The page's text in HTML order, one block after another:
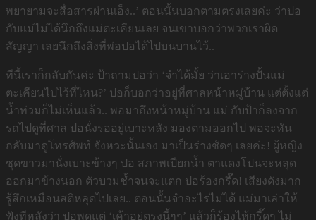
พยายามจะสื่อสารผ่านเอ็ง..’ ตอนนั้นบอกตามตรงเลยค่ะ ว่าปอ
กับแม่ไม่ได้นึกถึงแม่ตะเคียนเลย จนเขาบอกว่าพวกเราผิด
สัญญา เลยนึกถึงสิ่งที่พ่อปอได้ไปบนบานไว้..
ทีนี้เราก็กลับกันค่ะ ป้าถามปอว่า ‘จำได้มั้ย ว่าเอาร่างปั้นแม่
ตะเคียนไปไว้ที่ไหน?’ ปอก็บอกว่าอยู่ที่ศาลหน้าหมู่บ้าน แต่ตั้งแต่
น้ำท่วมก็ไม่เห็นแล้ว.. พอมาถึงหน้าหมู่บ้าน แม่ กับป้าก็ลงจาก
รถไปดูที่ศาล ปอนั่งรออยู่เบาะหลัง มองตามออกไป พอจะหัน
กลับมาดูโทรศัพท์ จังหวะนั้นเอง มาเป็นร่างชัดๆ เลยค่ะ! ผู้หญิง
ชุดขาวมานั่งเบาะข้างๆ ปอ สภาพเปียกน้ำ ตาแดงโปนจะหลุด
ออกมาข้างนอก ตัวบวมช้ำจนจะแตก ปอร้องกรี๊ด! เสียงดังมาก
รู้สึกเหมือนสติหลุดไปเลย.. ตอนนั้นจำอะไรไม่ได้ แม่มาเล่าให้
ฟังทีหลังว่า ปอพูดแต่ ‘เค้าอยู่ตรงนี้ๆๆ’ แล้วก็ร้องไห้กรี๊ดๆ ไม่